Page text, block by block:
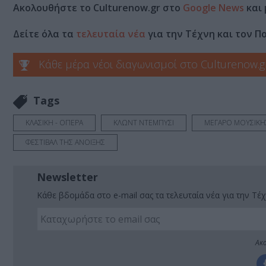
Ακολουθήστε το Culturenow.gr στο Google News και
Δείτε όλα τα τελευταία νέα για την Τέχνη και τον
Κάθε μέρα νέοι διαγωνισμοί στο
Tags
ΚΛΑΣΙΚΗ - ΟΠΕΡΑ ΚΛΩΝΤ ΝΤΕΜΠΥΣΙ ΜΕΓΑΡΟ
ΦΕΣΤΙΒΑΛ ΤΗΣ ΑΝΟΙΞΗΣ
Newsletter
Κάθε βδομάδα στο e-mail σας τα τελευταία νέα για την